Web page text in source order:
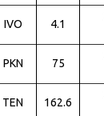
IVO 4.1
PKN 75
TEN 162.6